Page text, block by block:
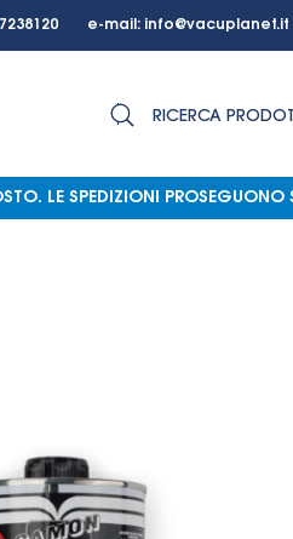
7238120 e-mail: info@vacuplanet.it
RICERCA
LE SPEDIZIONI PROSEGUONO